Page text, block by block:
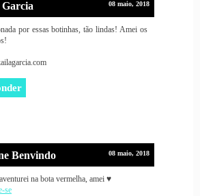
08 maio, 2018
por essas botinhas, tão lindas! Amei os
Benvindo 08 maio, 2018
na bota vermelha, amei ♥
se